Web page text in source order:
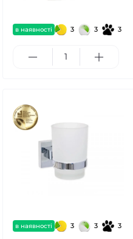
в наявності 3 3 3
в наявності 3 3 3